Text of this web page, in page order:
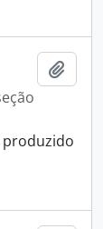
produzido